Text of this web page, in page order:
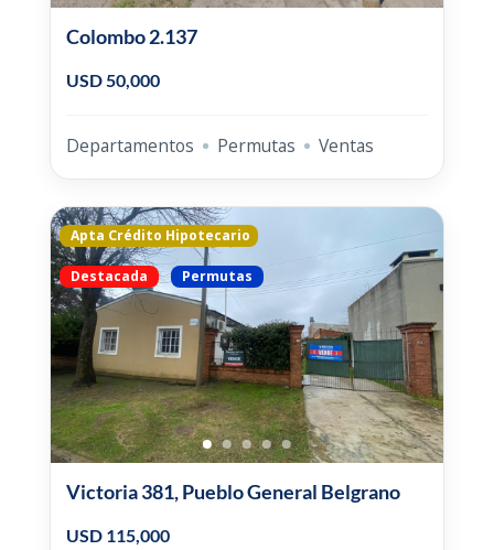
Colombo 2.137
USD 50,000
Departamentos Permutas Ventas
Apta Crédito Hipotecario
Destacada Permutas
Victoria 381, Pueblo General Belgrano
USD 115,000